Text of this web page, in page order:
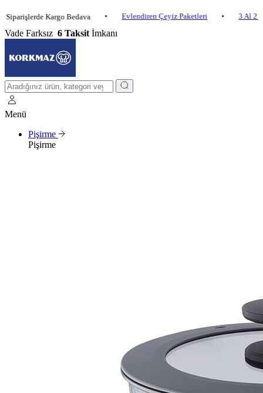
Kargo Bedava • Evlendiren Çeyiz Paketleri • 3 Al 2 Öde
Vade Farksız 6 Taksit İmkanı
Menü
Pişirme
Pişirme